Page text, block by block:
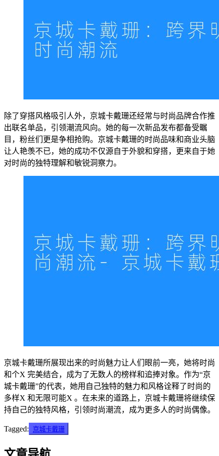
除了穿搭风格吸引人外，京城卡戴珊还经常与时尚品牌合作推
出联名单品，引领潮流风向。她的每一次新品发布都备受瞩
目，粉丝们更是争相抢购。京城卡戴珊的时尚品味和商业头脑
让人艳羡不已，她的成功不仅源自于外貌和穿搭，更来自于她
对时尚的独特理解和敏锐洞察力。
京城卡戴珊所展现出来的时尚魅力让人们眼前一亮，她将时尚
和个X 完美结合，成为了无数人的榜样和追捧对象。作为“京
城卡戴珊”的代表，她用自己独特的魅力和风格诠释了时尚的
多样X 和无限可能X 。在未来的道路上，京城卡戴珊将继续保
持自己的独特风格，引领时尚潮流，成为更多人的时尚偶像。
Tagged: 京城卡戴珊